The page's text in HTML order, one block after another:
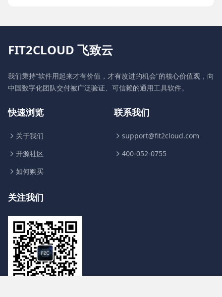
FIT2CLOUD 飞致云
我们秉持“软件用起来才有价值，才有改进的机会”的核心价值观，向
中国数字化团队交付被广泛验证、可信赖的通用工具软件。
快速浏览
关于我们
开源社区
如何购买
联系我们
support@fit2cloud.com
400-052-0755
关注我们